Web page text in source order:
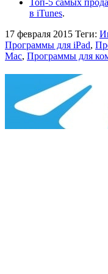
Топ-5 самых
в iTunes.
17 февраля 2015 Теги:
Программы для iPad,
Mac, Программы для